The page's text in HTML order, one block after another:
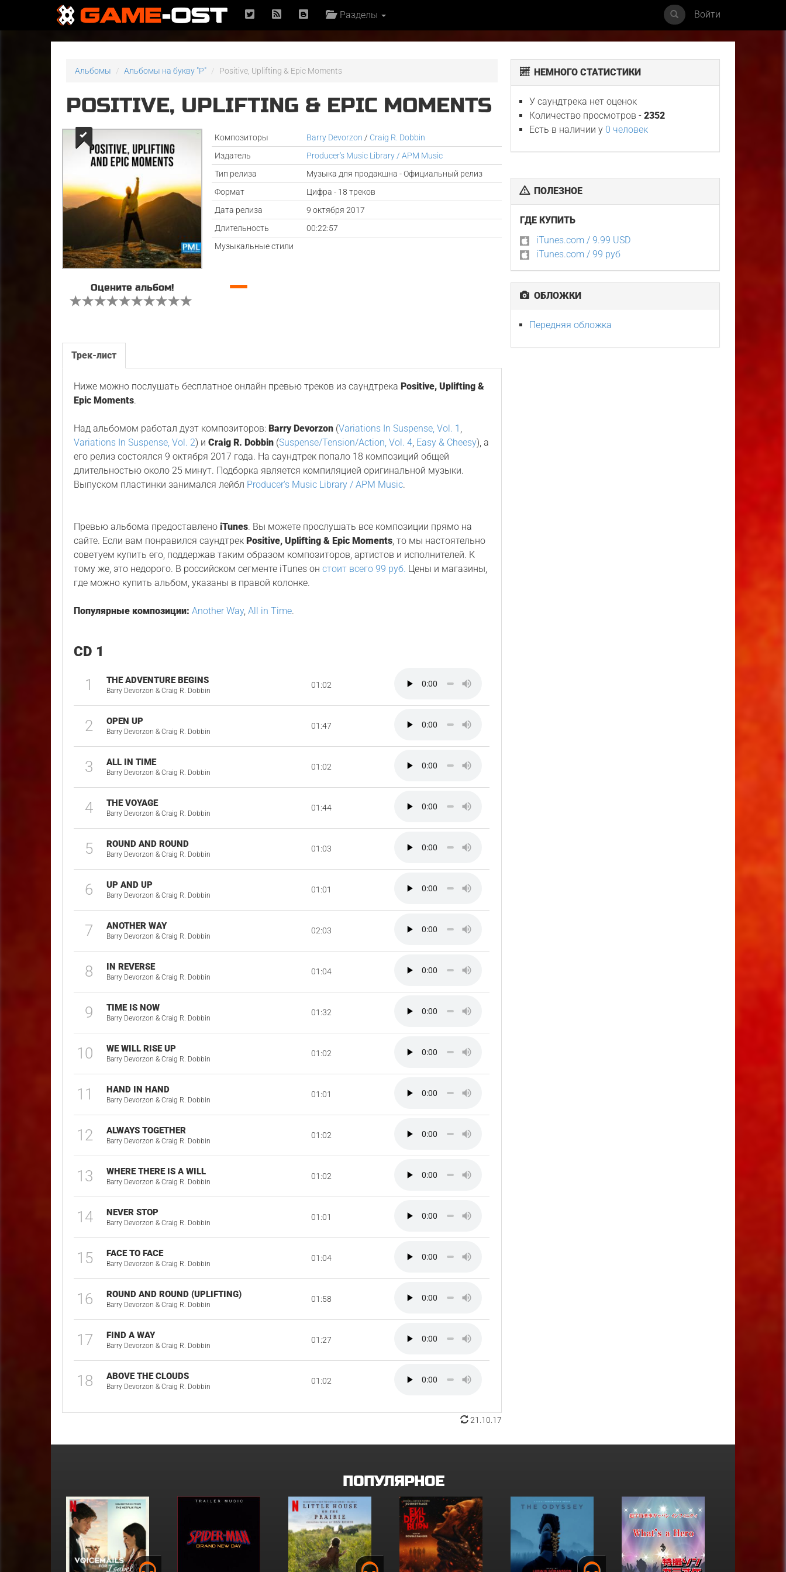
Разделы Войти
Альбомы Альбомы на букву "P" Positive, Uplifting & Epic Moments
POSITIVE, UPLIFTING & EPIC MOMENTS
Композиторы Barry Devorzon / Craig R. Dobbin
Издатель
Producer's Music Library / APM Music
Тип релиза
Музыка для продакшна - Официальный релиз
Формат
Цифра - 18 треков
Дата релиза
9 октября 2017
Длительность
00:22:57
Музыкальные стили
Оцените альбом! —
Трек-лист
Ниже можно послушать бесплатное онлайн превью треков из саундтрека Positive, Uplifting &
Epic Moments.
Над альбомом работал дуэт композиторов: Barry Devorzon (Variations In Suspense, Vol. 1 ,
Variations In Suspense, Vol. 2) иCraig R. Dobbin (Suspense/Tension/Action, Vol. 4, Easy & Cheesy), а
его релиз состоялся 9 октября 2017 года. На саундтрек попало 18 композиций общей
длительностью около 25 минут. Подборка является компиляцией оригинальной музыки.
Выпуском пластинки занимался лейбл Producer's Music Library / APM Music.
Превью альбома предоставленоiTunes. Вы можете прослушать все композиции прямо на
сайте. Если вам понравился саундтрек Positive, Uplifting & Epic Moments, то мы настоятельно
советуем купить его, поддержав таким образом композиторов, артистов и исполнителей. К
тому же, это недорого. В российском сегменте iTunes онстоит всего 99 руб. Цены и магазины,
где можно купить альбом, указаны в правой колонке.
Популярные композиции:Another Way,All in Time.
CD 1
1 THE ADVENTURE BEGINS
Barry Devorzon & Craig R. Dobbin
01:02
2 OPEN UP
Barry Devorzon & Craig R. Dobbin
01:47
3 ALL IN TIME
Barry Devorzon & Craig R. Dobbin
01:02
4 THE VOYAGE
Barry Devorzon & Craig R. Dobbin
01:44
5 ROUND AND ROUND
Barry Devorzon & Craig R. Dobbin
01:03
6 UP AND UP
Barry Devorzon & Craig R. Dobbin
01:01
7 ANOTHER WAY
Barry Devorzon & Craig R. Dobbin
02:03
8 IN REVERSE
Barry Devorzon & Craig R. Dobbin
01:04
9 TIME IS NOW
Barry Devorzon & Craig R. Dobbin
01:32
10 WE WILL RISE UP
Barry Devorzon & Craig R. Dobbin
01:02
11 HAND IN HAND
Barry Devorzon & Craig R. Dobbin
01:01
12 ALWAYS TOGETHER
Barry Devorzon & Craig R. Dobbin
01:02
13 WHERE THERE IS A WILL
Barry Devorzon & Craig R. Dobbin
01:02
14 NEVER STOP
Barry Devorzon & Craig R. Dobbin
01:01
15 FACE TO FACE
Barry Devorzon & Craig R. Dobbin
01:04
16 ROUND AND ROUND (UPLIFTING)
Barry Devorzon & Craig R. Dobbin
01:58
17 FIND A WAY
Barry Devorzon & Craig R. Dobbin
01:27
18 ABOVE THE CLOUDS
Barry Devorzon & Craig R. Dobbin
01:02
21.10.17
НЕМНОГО СТАТИСТИКИ
У саундтрека нет оценок
Количество просмотров -2352
Есть в наличии у 0 человек
ПОЛЕЗНОЕ
ГДЕ КУПИТЬ
iTunes.com / 9.99 USD
iTunes.com / 99 руб
ОБЛОЖКИ
Передняя обложка
ПОПУЛЯРНОЕ